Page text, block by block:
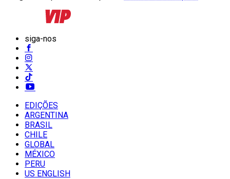
siga-nos
EDIÇÕES
ARGENTINA
BRASIL
CHILE
GLOBAL
MÉXICO
PERU
US ENGLISH